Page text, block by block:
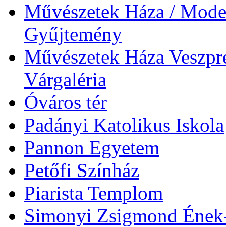
Művészetek Háza /
Gyűjtemény
Művészetek Háza
Várgaléria
Óváros tér
Padányi Katolikus Iskola
Pannon Egyetem
Petőfi Színház
Piarista Templom
Simonyi Zsigmond